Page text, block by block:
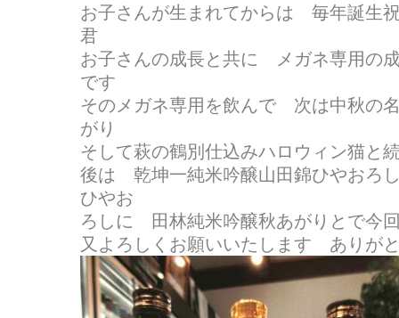
お子さんが生まれてからは 毎年誕生
君
お子さんの成長と共に メガネ専用の
です
そのメガネ専用を飲んで 次は中秋の
がり
そして萩の鶴別仕込みハロウィン猫と
後は 乾坤一純米吟醸山田錦ひやおろ
ひやお
ろしに 田林純米吟醸秋あがりとで今
又よろしくお願いいたします ありが